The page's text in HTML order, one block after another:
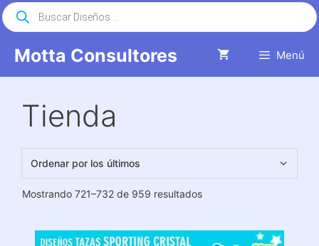
Saltar
al
Motta Consultores Menú
Búsqueda
de
productos
Tienda
Mostrando 721–732 de 959 resultadosOrdenado